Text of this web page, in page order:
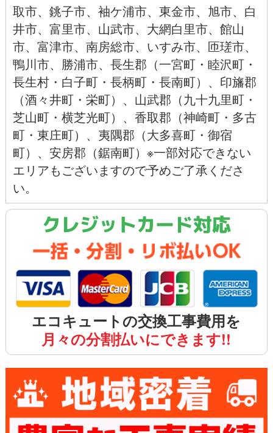
取市、 銚子市、 袖ケ浦市、 東金市、 旭市、 白
井市、 富里市、 山武市、 大網白里市、 館山
市、 富津市、 南房総市、 いすみ市、 匝瑳市、
鴨川市、 勝浦市、長生郡（一宮町・睦沢町・
長生村・白子町・長柄町・長南町）、印旛郡
（酒々井町・栄町）、山武郡（九十九里町・
芝山町・横芝光町）、香取郡（神崎町・多古
町・東庄町）、夷隅郡（大多喜町・御宿
町）、安房郡（鋸南町）※一部対応できない
エリアもございますので予めご了承くださ
い。
クレジットカード対応
エコキュートの交換工事費用を
月々の分割払いにできます!!